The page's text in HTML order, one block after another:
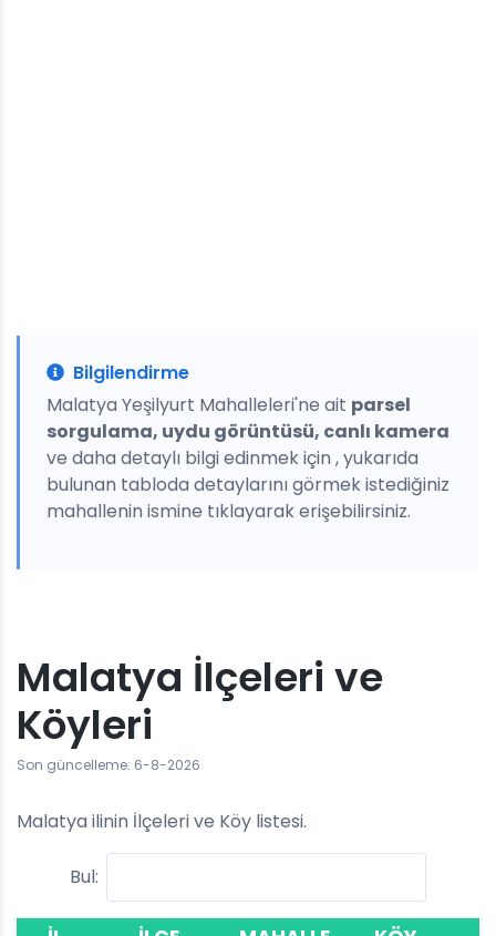
Bilgilendirme
Malatya Yeşilyurt Mahalleleri'ne ait parsel
sorgulama, uydu görüntüsü, canlı kamera
ve daha detaylı bilgi edinmek için , yukarıda
bulunan tabloda detaylarını görmek istediğiniz
mahallenin ismine tıklayarak erişebilirsiniz.
Malatya İlçeleri ve
Köyleri
Son güncelleme: 6-8-2026
Malatya ilinin İlçeleri ve Köy listesi.
Bul: